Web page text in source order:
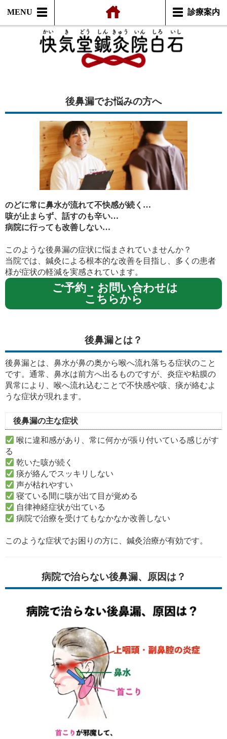
MENU 診療案内
後鼻漏でお悩みの方へ
のどに常に鼻水が流れて不快感が続く…
咳が止まらず、話すのも辛い…
病院に行っても改善しない…
このような後鼻漏の症状に悩まされていませんか？
当院では、鍼灸による根本的な改善を目指し、多くの患者
様が症状の軽減を実感されています。
ご予約・お問い合わせは
こちらから
後鼻漏とは？
後鼻漏とは、鼻水が鼻の奥から喉へ流れ落ちる症状のこと
です。通常、鼻水は前方へ出るものですが、炎症や粘膜の
異常により、喉へ流れ込むことで不快感や咳、痰が絡むよ
うな症状が現れます。
後鼻漏の主な症状
喉に違和感があり、常に何かが張り付いている感じがす
る
乾いた咳が続く
痰が絡んでスッキリしない
声が枯れやすい
寝ている間に咳が出て目が覚める
自律神経症状が出ている
病院で治療を受けてもなかなか改善しない
このような症状でお困りの方に、鍼灸治療が有効です。
病院で治らない後鼻漏、原因は？